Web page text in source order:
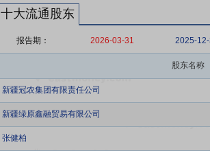
十大流通股东
报告期： 2026-03-31 2025-
股东名称
新疆冠农集团有限责任公司
新疆绿原鑫融贸易有限公司
张健柏